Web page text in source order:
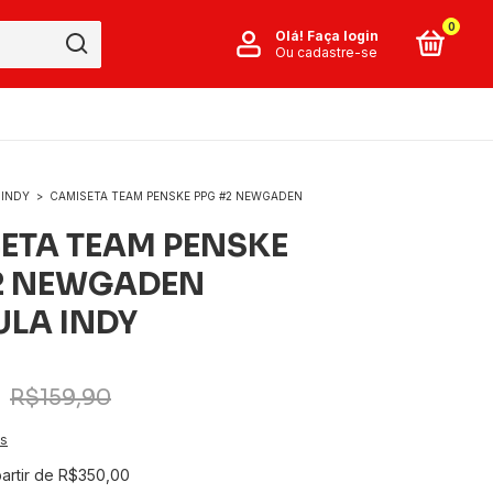
Olá! Faça login
Ou cadastre-se
0
> CAMISETA TEAM PENSKE PPG #2 NEWGADEN
TEAM PENSKE
NEWGADEN
INDY
R$159,90
de R$350,00